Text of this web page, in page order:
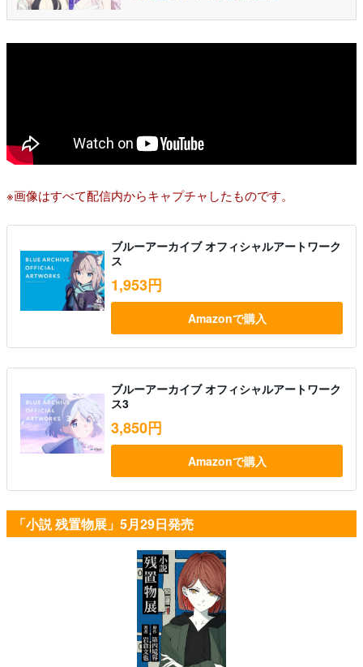
※画像はすべて配信内からキャプチャしたものです。
ブルーアーカイブ オフィシャルアートワーク
ス
1,953円
Amazonで購入
ブルーアーカイブ オフィシャルアートワーク
ス3
3,850円
Amazonで購入
「小説 残置物展」5月29日発売